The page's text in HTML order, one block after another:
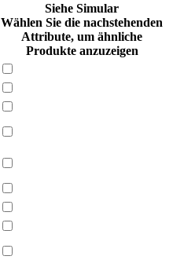
Siehe Simular
Wählen Sie die nachstehenden
Attribute, um ähnliche
Produkte anzuzeigen